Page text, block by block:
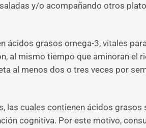
y/o acompañando otros
ácidos grasos omega-3, vitales
al mismo tiempo que aminoran el
al menos dos o tres veces por
las cuales contienen ácidos
cognitiva. Por este motivo,